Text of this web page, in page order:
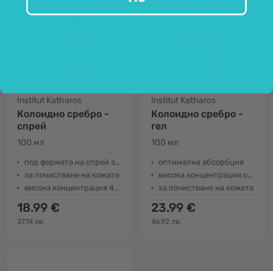
Institut Katharos
Колоидно сребро -
спрей
100 мл
под формата на спрей за лесно нанасяне
за почистване на кожата
висока концентрация 40 ppm
18.99 €
37.14 лв.
Institut Katharos
Колоидно сребро -
гел
100 мл
оптимална абсорбция
висока концентрация от 40 ppm
за почистване на кожата
23.99 €
46.92 лв.